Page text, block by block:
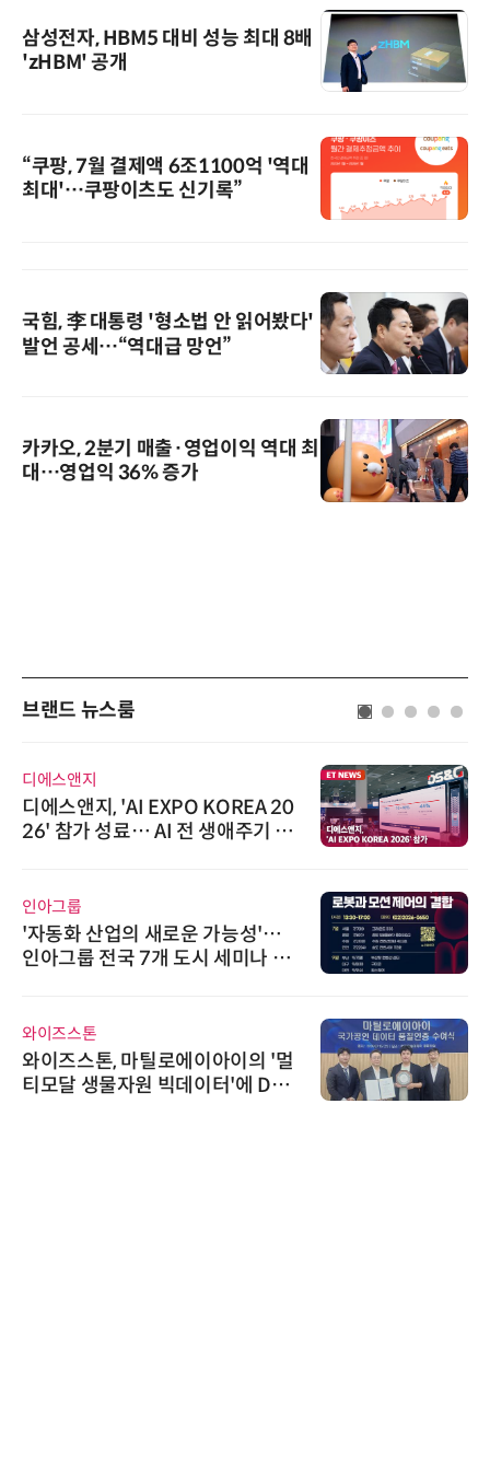
삼성전자, HBM5 대비 성능 최대 8배
'zHBM' 공개
“쿠팡, 7월 결제액 6조1100억 '역대
최대'…쿠팡이츠도 신기록”
국힘, 李 대통령 '형소법 안 읽어봤다'
발언 공세…“역대급 망언”
카카오, 2분기 매출·영업이익 역대 최
대…영업익 36% 증가
브랜드 뉴스룸
디에스앤지
디에스앤지, 'AI EXPO KOREA 20
26' 참가 성료… AI 전 생애주기 아
인아그룹
'자동화 산업의 새로운 가능성'…
인아그룹 전국 7개 도시 세미나 페
와이즈스톤
와이즈스톤, 마틸로에이아이의 '멀
티모달 생물자원 빅데이터'에 DQ